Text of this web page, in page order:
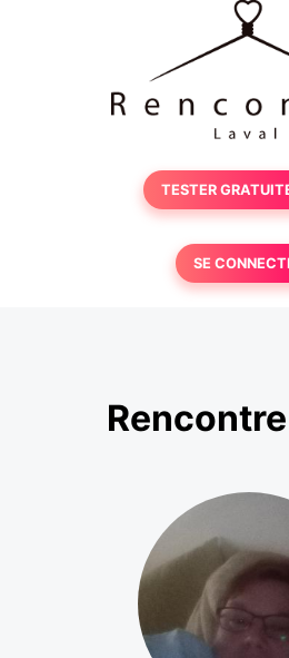
TESTER
SE